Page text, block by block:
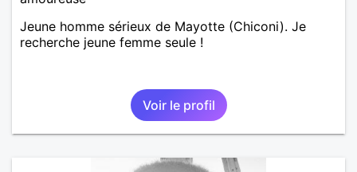
Jeune homme sérieux de Mayotte (Chiconi). Je
recherche jeune femme seule !
Voir le profil